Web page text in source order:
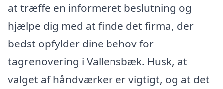
at træffe en informeret beslutning og
hjælpe dig med at finde det firma, der
bedst opfylder dine behov for
tagrenovering i Vallensbæk. Husk, at
valget af håndværker er vigtigt, og at det